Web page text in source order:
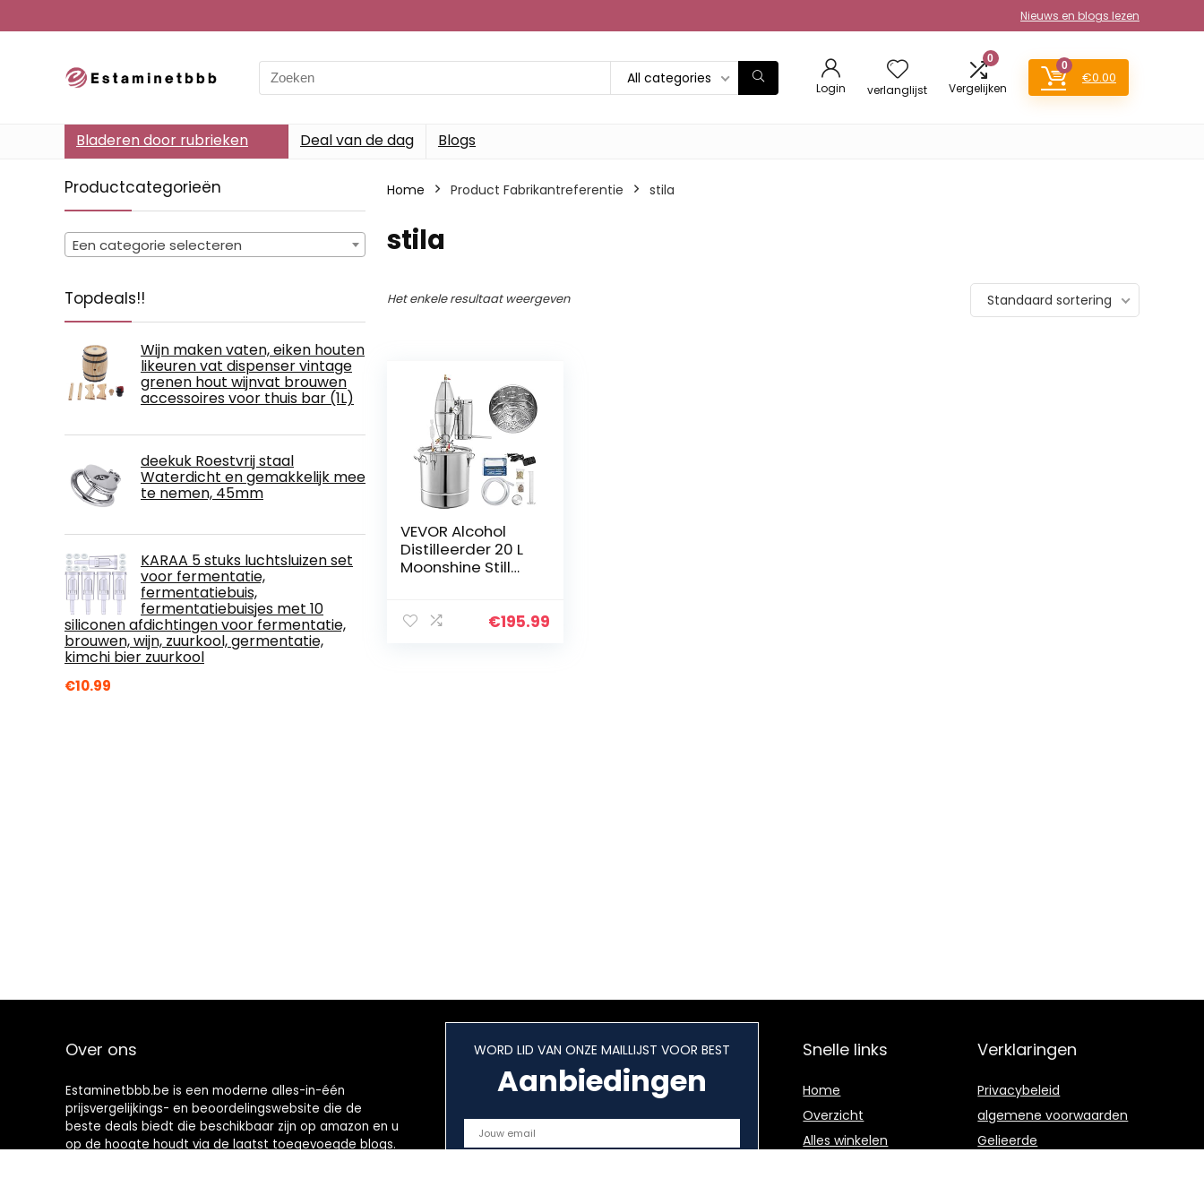
Nieuws en blogs lezen
Search
for:
All categories
Login verlanglijst
0
Vergelijken
0
€0.00
Bladeren door rubrieken Deal van de dag Blogs
Productcategorieën
Een categorie selecteren
Topdeals!!
Wijn maken vaten, eiken houten
likeuren vat dispenser vintage
grenen hout wijnvat brouwen
accessoires voor thuis bar (1L)
deekuk Roestvrij staal
Waterdicht en gemakkelijk mee
te nemen, 45mm
KARAA 5 stuks luchtsluizen set
voor fermentatie,
fermentatiebuis,
fermentatiebuisjes met 10
siliconen afdichtingen voor fermentatie,
brouwen, wijn, zuurkool, germentatie,
kimchi bier zuurkool
€10.99
Home Product Fabrikantreferentie ‎stila
‎stila
Het enkele resultaat weergeven Standaard sortering
VEVOR Alcohol
Distilleerder 20 L
Moonshine Still
Gistingstank 30 x
€195.99
Over ons
Estaminetbbb.be is een moderne alles-in-één
prijsvergelijkings- en beoordelingswebsite die de
beste deals biedt die beschikbaar zijn op amazon en u
op de hoogte houdt via de laatst toegevoegde blogs.
WORD LID VAN ONZE MAILLIJST VOOR BEST
Aanbiedingen
Snelle links
Home
Overzicht
Alles winkelen
Verklaringen
Privacybeleid
algemene voorwaarden
Gelieerde